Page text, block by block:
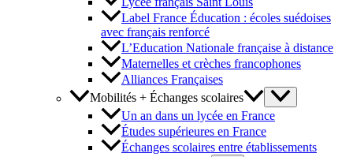
Label France Éducation : écoles suédoises
avec français renforcé
L’Education Nationale française à distance
Maternelles et crèches francophones
Alliances Françaises
Mobilités + Échanges scolaires
Un an dans un lycée en France
Études supérieures en France
Échanges scolaires entre établissements